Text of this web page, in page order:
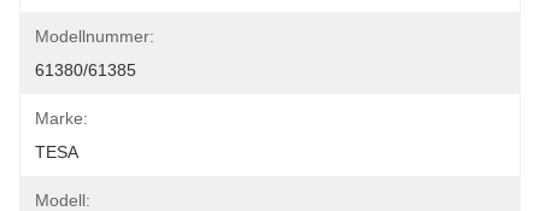
Modellnummer:
61380/61385
Marke:
TESA
Modell: